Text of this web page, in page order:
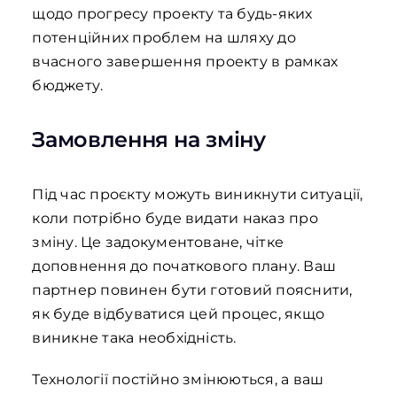
щодо прогресу проекту та будь-яких
потенційних проблем на шляху до
вчасного завершення проекту в рамках
бюджету.
Замовлення на зміну
Під час проєкту можуть виникнути ситуації,
коли потрібно буде видати наказ про
зміну. Це задокументоване, чітке
доповнення до початкового плану. Ваш
партнер повинен бути готовий пояснити,
як буде відбуватися цей процес, якщо
виникне така необхідність.
Технології постійно змінюються, а ваш